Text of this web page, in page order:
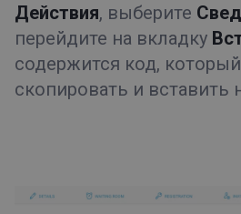
Профиль
Регистрация
Записи
Типы мероприятий
Действия, выберите
перейдите на вкладку
содержится код,
скопировать и вставить